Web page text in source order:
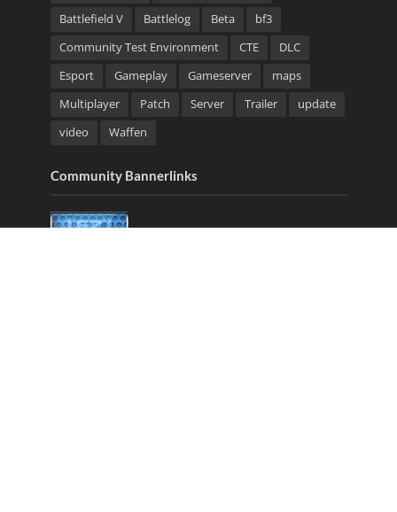
Battlefield V
Battlelog Beta
bf3
Community Test Environment
CTE
DLC
Esport
Gameplay Gameserver
maps
Multiplayer
Patch Server Trailer
update
video
Waffen
Community Bannerlinks